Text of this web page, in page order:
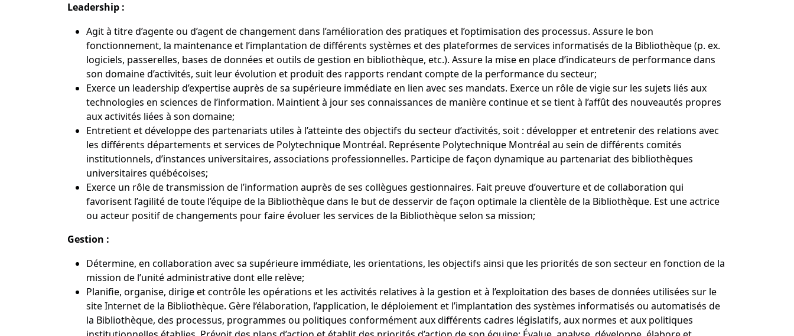
Leadership :
Agit à titre d’agente ou d’agent de changement dans l’amélioration des pratiques et l’optimisation des processus. Assure le bon
fonctionnement, la maintenance et l’implantation de différents systèmes et des plateformes de services informatisés de la Bibliothèque (p. ex.
logiciels, passerelles, bases de données et outils de gestion en bibliothèque, etc.). Assure la mise en place d’indicateurs de performance dans
son domaine d’activités, suit leur évolution et produit des rapports rendant compte de la performance du secteur;
Exerce un leadership d’expertise auprès de sa supérieure immédiate en lien avec ses mandats. Exerce un rôle de vigie sur les sujets liés aux
technologies en sciences de l’information. Maintient à jour ses connaissances de manière continue et se tient à l’affût des nouveautés propres
aux activités liées à son domaine;
Entretient et développe des partenariats utiles à l’atteinte des objectifs du secteur d’activités, soit : développer et entretenir des relations avec
les différents départements et services de Polytechnique Montréal. Représente Polytechnique Montréal au sein de différents comités
institutionnels, d’instances universitaires, associations professionnelles. Participe de façon dynamique au partenariat des bibliothèques
universitaires québécoises;
Exerce un rôle de transmission de l’information auprès de ses collègues gestionnaires. Fait preuve d’ouverture et de collaboration qui
favorisent l’agilité de toute l’équipe de la Bibliothèque dans le but de desservir de façon optimale la clientèle de la Bibliothèque. Est une actrice
ou acteur positif de changements pour faire évoluer les services de la Bibliothèque selon sa mission;
Gestion :
Détermine, en collaboration avec sa supérieure immédiate, les orientations, les objectifs ainsi que les priorités de son secteur en fonction de la
mission de l’unité administrative dont elle relève;
Planifie, organise, dirige et contrôle les opérations et les activités relatives à la gestion et à l’exploitation des bases de données utilisées sur le
site Internet de la Bibliothèque. Gère l’élaboration, l’application, le déploiement et l’implantation des systèmes informatisés ou automatisés de
la Bibliothèque, des processus, programmes ou politiques conformément aux différents cadres législatifs, aux normes et aux politiques